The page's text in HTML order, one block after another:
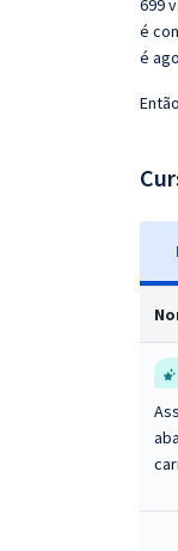
Questões grátis
Conteúdo
699
é
é